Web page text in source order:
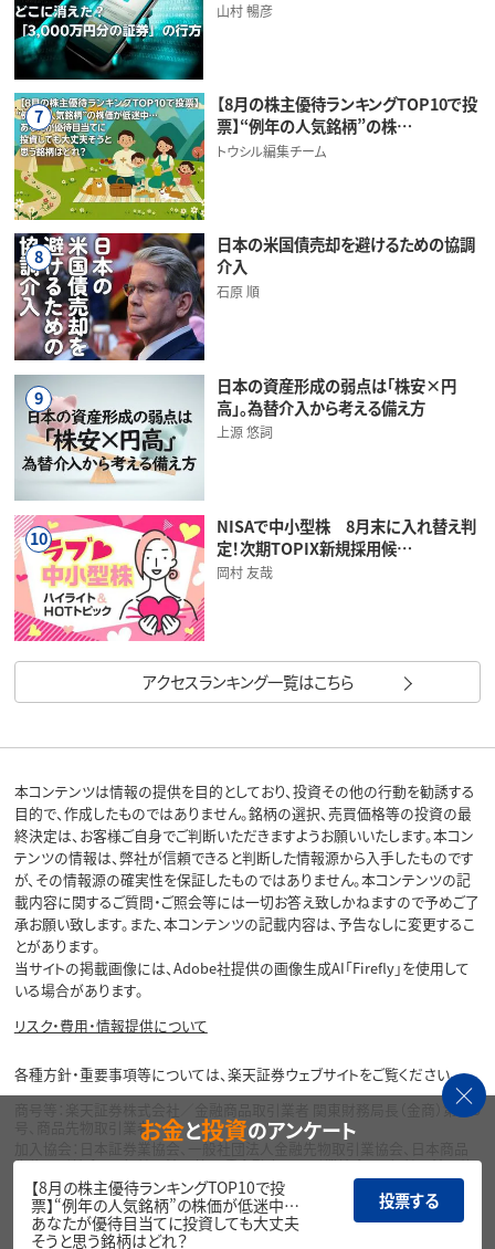
山村 暢彦
7
【8月の株主優待ランキングTOP10で投
票】“例年の人気銘柄”の株…
トウシル編集チーム
8
日本の米国債売却を避けるための協調
介入
石原 順
9
日本の資産形成の弱点は「株安×円
高」。為替介入から考える備え方
上源 悠詞
10
NISAで中小型株 8月末に入れ替え判
定！次期TOPIX新規採用候…
岡村 友哉
アクセスランキング一覧はこちら
本コンテンツは情報の提供を目的としており、投資その他の行動を勧誘する
目的で、作成したものではありません。銘柄の選択、売買価格等の投資の最
終決定は、お客様ご自身でご判断いただきますようお願いいたします。本コン
テンツの情報は、弊社が信頼できると判断した情報源から入手したものです
が、その情報源の確実性を保証したものではありません。本コンテンツの記
載内容に関するご質問・ご照会等には一切お答え致しかねますので予めご了
承お願い致します。また、本コンテンツの記載内容は、予告なしに変更するこ
とがあります。
当サイトの掲載画像には、Adobe社提供の画像生成AI「Firefly」を使用して
いる場合があります。
リスク・費用・情報提供について
各種方針・重要事項等については、楽天証券ウェブサイトをご覧ください。
商号等：楽天証券株式会社／金融商品取引業者 関東財務局長（金商）第195
号、商品先物取引業者
加入協会：日本証券業協会、一般社団法人金融先物取引業協会、日本商品
先物取引協会、一般社団法人第二種金融商品取引業協会、一般社団法人資
産運用業協会
Copyright©
1999-2026 Rakuten Securities, Inc. All
お金と投資のアンケート
【8月の株主優待ランキングTOP10で投
票】“例年の人気銘柄”の株価が低迷中…
あなたが優待目当てに投資しても大丈夫
そうと思う銘柄はどれ？
投票する